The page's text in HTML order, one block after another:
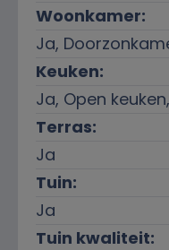
Woonkamer:
Ja,
Keuken:
Ja, Open
Terras:
Ja
Tuin:
Ja
Tuin kwaliteit: